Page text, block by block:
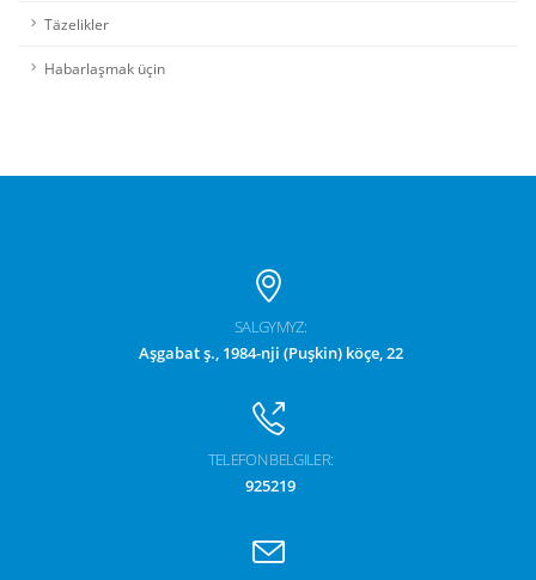
Täzelikler
Habarlaşmak üçin
SALGYMYZ:
Aşgabat ş., 1984-nji (Puşkin) köçe, 22
TELEFON BELGILER:
925219